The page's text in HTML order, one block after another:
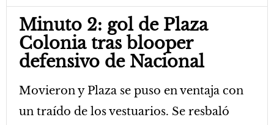
Minuto 2: gol de Plaza
Colonia tras blooper
defensivo de Nacional
Movieron y Plaza se puso en ventaja con
un traído de los vestuarios. Se resbaló